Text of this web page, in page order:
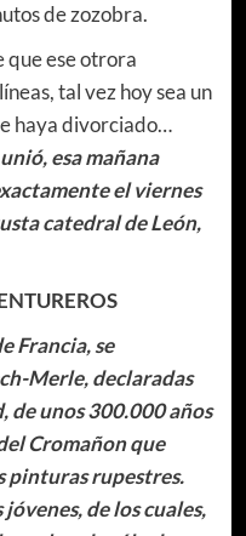
de zozobra.
que ese otrora
tal vez hoy sea un
haya divorciado…
esa mañana
el viernes
catedral de León,
Francia, se
Merle, declaradas
unos 300.000 años
Cromañon que
pinturas rupestres.
de los cuales,